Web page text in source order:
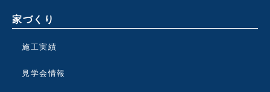
家づくり
施工実績
見学会情報